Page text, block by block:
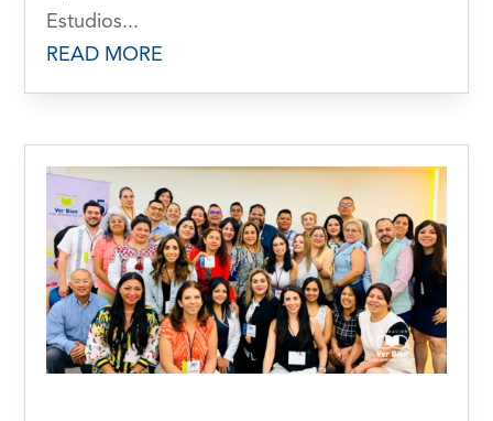
Estudios...
READ MORE